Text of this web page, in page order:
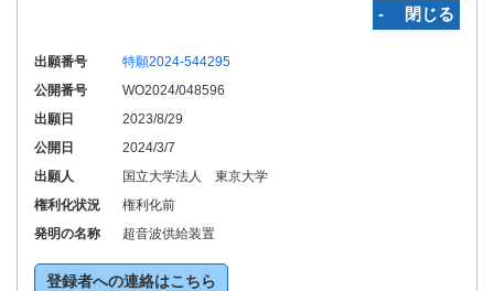
‐ 閉じる
出願番号
特願2024-544295
公開番号
WO2024/048596
出願日
2023/8/29
公開日
2024/3/7
出願人
国立大学法人 東京大学
権利化状況
権利化前
発明の名称
超音波供給装置
登録者への連絡はこちら